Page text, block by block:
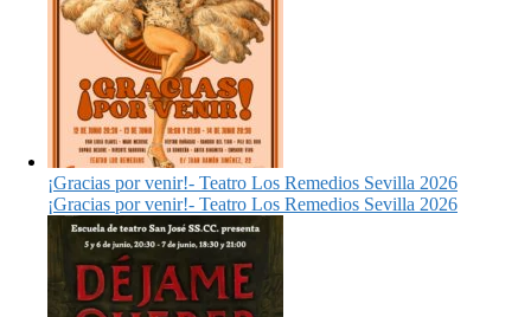
¡Gracias por venir!- Teatro Los Remedios Sevilla 2026
¡Gracias por venir!- Teatro Los Remedios Sevilla 2026